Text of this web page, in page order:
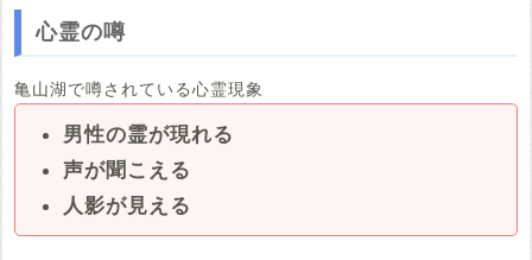
心霊の噂
亀山湖で噂されている心霊現象
男性の霊が現れる
声が聞こえる
人影が見える